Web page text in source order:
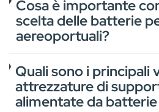
Cosa è importante
scelta delle batterie
aereoportuali?
Quali sono i principali
attrezzature di
alimentate da